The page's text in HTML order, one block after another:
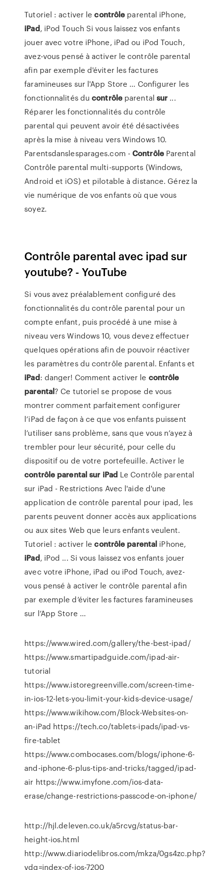
Tutoriel : activer lecontrôle parental iPhone,
iPad, iPod Touch Si vous laissez vos enfants
jouer avec votre iPhone, iPad ou iPod Touch,
avez-vous pensé à activer le contrôle parental
afin par exemple d'éviter les factures
faramineuses sur l'App Store ... Configurer les
fonctionnalités ducontrôleparental sur ...
Réparer les fonctionnalités du contrôle
parental qui peuvent avoir été désactivées
après la mise à niveau vers Windows 10.
Parentsdanslesparages.com -ContrôleParental
Contrôle parental multi-supports (Windows,
Android et iOS) et pilotable à distance. Gérez la
vie numérique de vos enfants où que vous
soyez.
Contrôle parental avec ipad sur
youtube? - YouTube
Si vous avez préalablement configuré des
fonctionnalités du contrôle parental pour un
compte enfant, puis procédé à une mise à
niveau vers Windows 10, vous devez effectuer
quelques opérations afin de pouvoir réactiver
les paramètres du contrôle parental. Enfants et
iPad: danger! Comment activer le contrôle
parental? Ce tutoriel se propose de vous
montrer comment parfaitement configurer
l’iPad de façon à ce que vos enfants puissent
l’utiliser sans problème, sans que vous n’ayez à
trembler pour leur sécurité, pour celle du
dispositif ou de votre portefeuille. Activer le
contrôle parentalsur iPad Le Contrôle parental
sur iPad - Restrictions Avec l'aide d'une
application de contrôle parental pour ipad, les
parents peuvent donner accès aux applications
ou aux sites Web que leurs enfants veulent.
Tutoriel : activer lecontrôle parental iPhone,
iPad, iPod ... Si vous laissez vos enfants jouer
avec votre iPhone, iPad ou iPod Touch, avez-
vous pensé à activer le contrôle parental afin
par exemple d’éviter les factures faramineuses
sur l’App Store ...
https://www.wired.com/gallery/the-best-ipad/
https://www.smartipadguide.com/ipad-air-
tutorial
https://www.istoregreenville.com/screen-time-
in-ios-12-lets-you-limit-your-kids-device-usage/
https://www.wikihow.com/Block-Websites-on-
an-iPad https://tech.co/tablets-ipads/ipad-vs-
fire-tablet
https://www.combocases.com/blogs/iphone-6-
and-iphone-6-plus-tips-and-tricks/tagged/ipad-
air https://www.imyfone.com/ios-data-
erase/change-restrictions-passcode-on-iphone/
http://hjl.deleven.co.uk/a5rcvg/status-bar-
height-ios.html
http://www.diariodelibros.com/mkza/0gs4zc.php?
vdg=index-of-ios-7200